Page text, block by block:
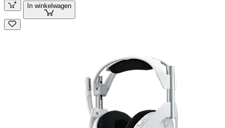
In winkelwagen